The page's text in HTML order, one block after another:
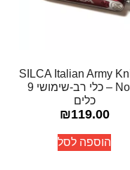
SILCA Italian Army
Nove – כלי רב-שימושי 9
כלים
₪119.00
הוספה לסל